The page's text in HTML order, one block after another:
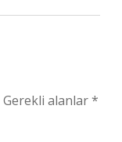
Gerekli alanlar*